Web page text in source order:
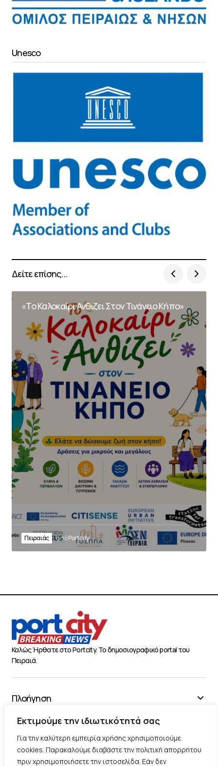
Εκτιμούμε την ιδιωτικότητά σας
Για την καλύτερη εμπειρία χρήσης χρησιμοποιούμε
cookies. Παρακαλούμε διαβάστε την πολιτική απορρήτου
πριν χρησιμοποιήσετε την ιστοσελίδα. Εάν δεν
Unesco
Δείτε επίσης...
«Το Καλοκαίρι Ανθίζει Στον Τινάνειο Κήπο»
Πειραιάς απόPortcity
Καλώς Ήρθατε στο Portcity. Το δημοσιογραφικό portal του
Πειραιά.
Πλοήγηση
Χρήσιμα
Διάφορα